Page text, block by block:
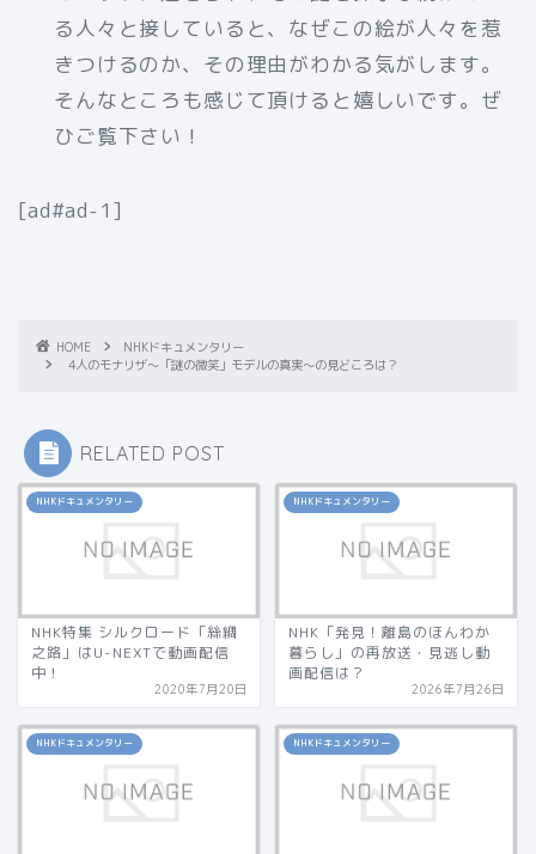
る人々と接していると、なぜこの絵が人々を惹
きつけるのか、その理由がわかる気がします。
そんなところも感じて頂けると嬉しいです。ぜ
ひご覧下さい！
[ad#ad-1]
HOME
NHKドキュメンタリー
4人のモナリザ〜「謎の微笑」モデルの真実〜の見どころは？
RELATED POST
NHKドキュメンタリー
NHK特集 シルクロード「絲綢
之路」はU-NEXTで動画配信
中！
2020年7月20日
NHKドキュメンタリー
NHK「発見！離島のほんわか
暮らし」の再放送・見逃し動
画配信は？
2026年7月26日
NHKドキュメンタリー NHKドキュメンタリー